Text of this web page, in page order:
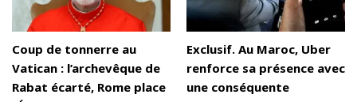
Coup de tonnerre au
Vatican : l’archevêque de
Rabat écarté, Rome place
Exclusif. Au Maroc, Uber
renforce sa présence avec
une conséquente